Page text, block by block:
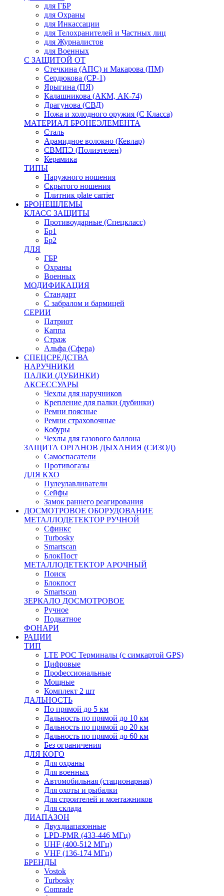
для ГБР
для Охраны
для Инкассации
для Телохранителей и Частных лиц
для Журналистов
для Военных
С ЗАЩИТОЙ ОТ
Стечкина (АПС) и Макарова (ПМ)
Сердюкова (СР-1)
Ярыгина (ПЯ)
Калашникова (АКМ, АК-74)
Драгунова (СВД)
Ножа и холодного оружия (С Класса)
МАТЕРИАЛ БРОНЕЭЛЕМЕНТА
Сталь
Арамидное волокно (Кевлар)
СВМПЭ (Полиэтелен)
Керамика
ТИПЫ
Наружного ношения
Скрытого ношения
Плитник plate carrier
БРОНЕШЛЕМЫ
КЛАСС ЗАЩИТЫ
Противоударные (Спецкласс)
Бр1
Бр2
ДЛЯ
ГБР
Охраны
Военных
МОДИФИКАЦИЯ
Стандарт
С забралом и бармицей
СЕРИИ
Патриот
Каппа
Страж
Альфа (Сфера)
СПЕЦСРЕДСТВА
НАРУЧНИКИ
ПАЛКИ (ДУБИНКИ)
АКСЕССУАРЫ
Чехлы для наручников
Крепление для палки (дубинки)
Ремни поясные
Ремни страховочные
Кобуры
Чехлы для газового баллона
ЗАЩИТА ОРГАНОВ ДЫХАНИЯ (СИЗОД)
Самоспасатели
Противогазы
ДЛЯ КХО
Пулеулавливатели
Сейфы
Замок раннего реагирования
ДОСМОТРОВОЕ ОБОРУДОВАНИЕ
МЕТАЛЛОДЕТЕКТОР РУЧНОЙ
Сфинкс
Turbosky
Smartscan
БлокПост
МЕТАЛЛОДЕТЕКТОР АРОЧНЫЙ
Поиск
Блокпост
Smartscan
ЗЕРКАЛО ДОСМОТРОВОЕ
Ручное
Подкатное
ФОНАРИ
РАЦИИ
ТИП
LTE POC Терминалы (с симкартой GPS)
Цифровые
Профессиональные
Мощные
Комплект 2 шт
ДАЛЬНОСТЬ
По прямой до 5 км
Дальность по прямой до 10 км
Дальность по прямой до 20 км
Дальность по прямой до 60 км
Без ограничения
ДЛЯ КОГО
Для охраны
Для военных
Автомобильная (стационарная)
Для охоты и рыбалки
Для строителей и монтажников
Для склада
ДИАПАЗОН
Двухдиапазонные
LPD-PMR (433-446 МГц)
UHF (400-512 МГц)
VHF (136-174 МГц)
БРЕНДЫ
Vostok
Turbosky
Comrade